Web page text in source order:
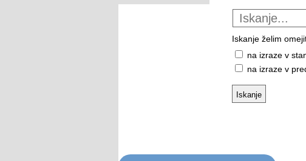
Iskanje želim
na izraze v
na izraze v